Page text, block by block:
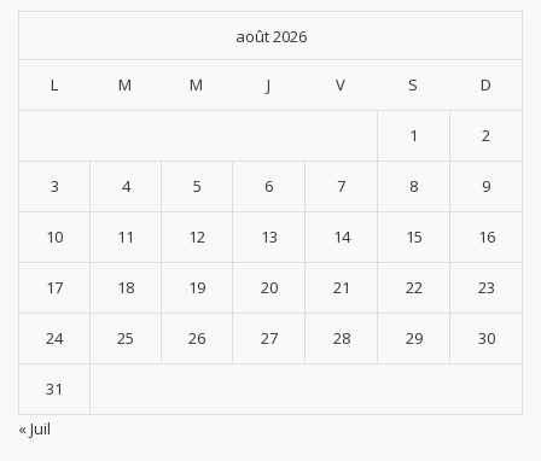
août 2026
L M M J V S D
1 2
3 4 5 6 7 8 9
10 11 12 13 14 15 16
17 18 19 20 21 22 23
24 25 26 27 28 29 30
31
« Juil